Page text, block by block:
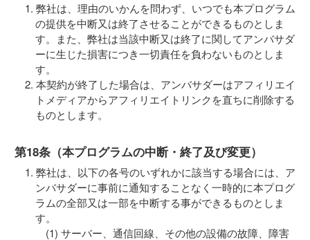
弊社は、理由のいかんを問わず、いつでも本プログラム
の提供を中断又は終了させることができるものとしま
す。また、弊社は当該中断又は終了に関してアンバサダ
ーに生じた損害につき一切責任を負わないものとしま
す。
本契約が終了した場合は、アンバサダーはアフィリエイ
トメディアからアフィリエイトリンクを直ちに削除する
ものとします。
第18条（本プログラムの中断・終了及び変更）
弊社は、以下の各号のいずれかに該当する場合には、ア
ンバサダーに事前に通知することなく一時的に本プログ
ラムの全部又は一部を中断する事ができるものとしま
す。
サーバー、通信回線、その他の設備の故障、障害